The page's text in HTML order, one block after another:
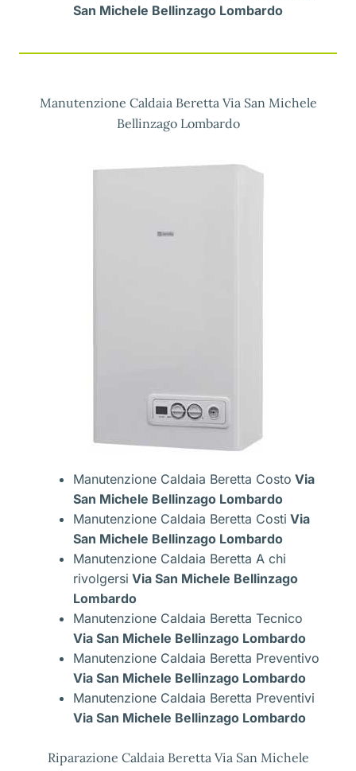
San Michele Bellinzago Lombardo
Manutenzione Caldaia Beretta Via San Michele
Bellinzago Lombardo
Manutenzione Caldaia Beretta Costo Via
San Michele Bellinzago Lombardo
Manutenzione Caldaia Beretta Costi Via
San Michele Bellinzago Lombardo
Manutenzione Caldaia Beretta A chi
rivolgersi Via San Michele Bellinzago
Lombardo
Manutenzione Caldaia Beretta Tecnico
Via San Michele Bellinzago Lombardo
Manutenzione Caldaia Beretta Preventivo
Via San Michele Bellinzago Lombardo
Manutenzione Caldaia Beretta Preventivi
Via San Michele Bellinzago Lombardo
Riparazione Caldaia Beretta Via San Michele